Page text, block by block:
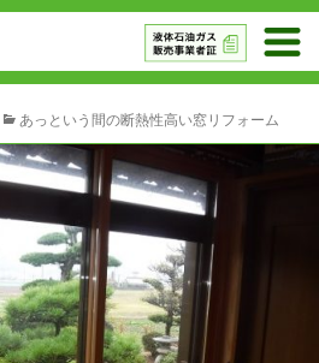
あっという間の断熱性高い窓リフォーム